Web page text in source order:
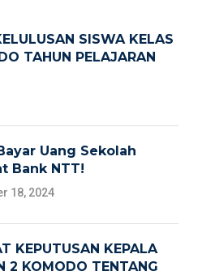
SISWA KELAS
TAHUN PELAJARAN
Uang Sekolah
Bank NTT!
18, 2024
KEPUTUSAN KEPALA
2 KOMODO TENTANG